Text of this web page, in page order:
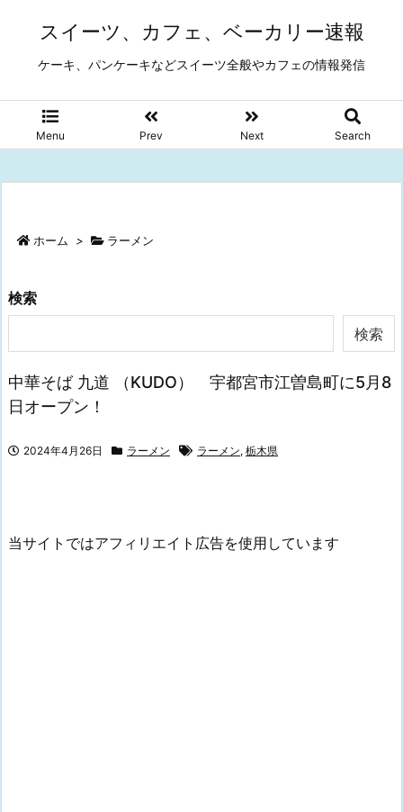
スイーツ、カフェ、ベーカリー速報
ケーキ、パンケーキなどスイーツ全般やカフェの情報発信
Menu Prev Next Search
ホーム > ラーメン
検索
検索
中華そば 九道 （KUDO） 宇都宮市江曽島町に5月8
日オープン！
2024年4月26日 ラーメン ラーメン, 栃木県
当サイトではアフィリエイト広告を使用しています